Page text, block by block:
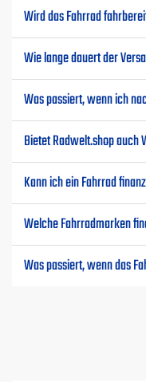
Wird das Fahrrad
Wie lange dauert der
Was passiert, wenn ich
Bietet Radwelt.shop auch
Kann ich ein Fahrrad
Welche Fahrradmarken
Was passiert, wenn das